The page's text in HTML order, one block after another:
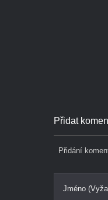
Přidat
Přidání
Jméno